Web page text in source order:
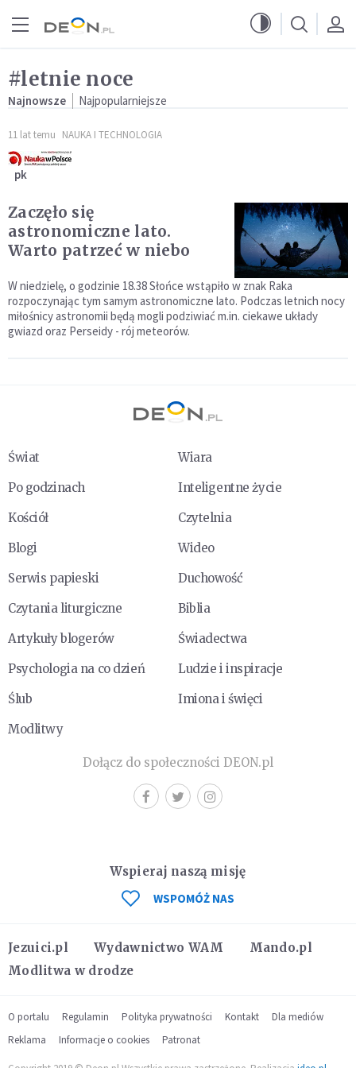
#letnie noce
Najnowsze Najpopularniejsze
11 lat temu NAUKA I TECHNOLOGIA
pk
Zaczęło się
astronomiczne lato.
Warto patrzeć w niebo
W niedzielę, o godzinie 18.38 Słońce wstąpiło w znak Raka
rozpoczynając tym samym astronomiczne lato. Podczas letnich nocy
miłośnicy astronomii będą mogli podziwiać m.in. ciekawe układy
gwiazd oraz Perseidy - rój meteorów.
Świat
Wiara
Po godzinach
Inteligentne życie
Kościół
Czytelnia
Blogi
Wideo
Serwis papieski
Duchowość
Czytania liturgiczne
Biblia
Artykuły blogerów
Świadectwa
Psychologia na co dzień
Ludzie i inspiracje
Ślub
Imiona i święci
Modlitwy
Dołącz do społeczności DEON.pl
Jezuici.pl Wydawnictwo WAM
Mando.pl
Modlitwa w drodze
Wspieraj naszą misję
WSPOMÓŻ NAS
O portalu Regulamin Polityka prywatności Kontakt
Dla mediów
Reklama
Informacje o cookies Patronat